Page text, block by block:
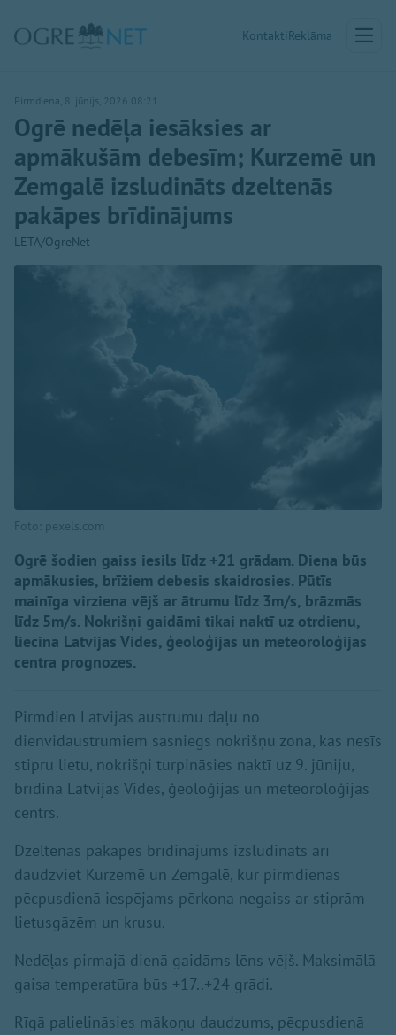
KontaktiReklāma
Pirmdiena, 8. jūnijs, 2026 08:21
Ogrē nedēļa iesāksies ar
apmākušām debesīm; Kurzemē un
Zemgalē izsludināts dzeltenās
pakāpes brīdinājums
LETA/OgreNet
Foto: pexels.com
Ogrē šodien gaiss iesils līdz +21 grādam. Diena būs
apmākusies, brīžiem debesis skaidrosies. Pūtīs
mainīga virziena vējš ar ātrumu līdz 3m/s, brāzmās
līdz 5m/s. Nokrišņi gaidāmi tikai naktī uz otrdienu,
liecina Latvijas Vides, ģeoloģijas un meteoroloģijas
centra prognozes.
Pirmdien Latvijas austrumu daļu no
dienvidaustrumiem sasniegs nokrišņu zona, kas nesīs
stipru lietu, nokrišņi turpināsies naktī uz 9. jūniju,
brīdina Latvijas Vides, ģeoloģijas un meteoroloģijas
centrs.
Dzeltenās pakāpes brīdinājums izsludināts arī
daudzviet Kurzemē un Zemgalē, kur pirmdienas
pēcpusdienā iespējams pērkona negaiss ar stiprām
lietusgāzēm un krusu.
Nedēļas pirmajā dienā gaidāms lēns vējš. Maksimālā
gaisa temperatūra būs +17..+24 grādi.
Rīgā palielināsies mākoņu daudzums, pēcpusdienā